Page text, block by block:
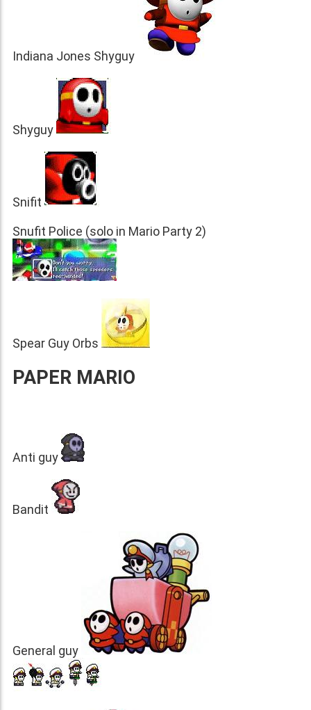
Indiana Jones Shyguy
Shyguy
Snifit
Snufit Police (solo in Mario Party 2)
Spear Guy Orbs
PAPER MARIO
Anti guy
Bandit
General guy